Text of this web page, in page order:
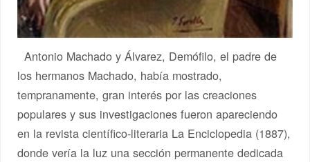
Antonio Machado y Álvarez, Demófilo, el padre de
los hermanos Machado, había mostrado,
tempranamente, gran interés por las creaciones
populares y sus investigaciones fueron apareciendo
en la revista científico-literaria La Enciclopedia (1887),
donde vería la luz una sección permanente dedicada